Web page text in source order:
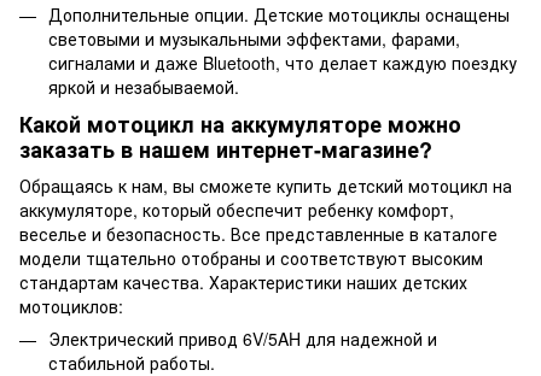
Дополнительные опции. Детские мотоциклы оснащены
световыми и музыкальными эффектами, фарами,
сигналами и даже Bluetooth, что делает каждую поездку
яркой и незабываемой.
Какой мотоцикл на аккумуляторе можно
заказать в нашем интернет-магазине?
Обращаясь к нам, вы сможете купить детский мотоцикл на
аккумуляторе, который обеспечит ребенку комфорт,
веселье и безопасность. Все представленные в каталоге
модели тщательно отобраны и соответствуют высоким
стандартам качества. Характеристики наших детских
мотоциклов:
Электрический привод 6V/5AH для надежной и
стабильной работы.